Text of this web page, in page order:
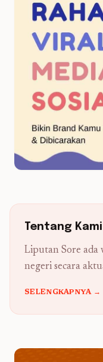
Tentang Kami
Liputan Sore ada
negeri secara
SELENGKAPNYA →